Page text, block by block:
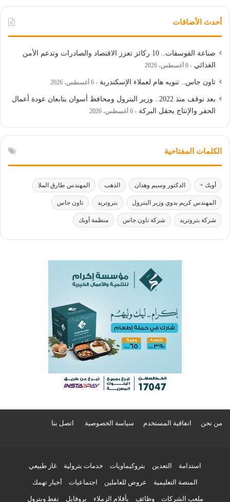
أحدث الأضافات
صناعة الفوسفات.. 10 ركائز تعزز الاقتصاد والصادرات وتدعم الأمن
الغذائي
6 أغسطس، 2026
تاون جاس.. تنويه هام لعملاء الإسكندرية 6 أغسطس، 2026
بعد توقف منذ 2022.. وزير البترول ومحافظ أسوان يتابعان عودة أعمال
الحفر والإنتاج بحقل البركة
6 أغسطس، 2026
الكلمات المفتاحية
أوبك + الدكتور وسيم وهدان الذهب المهندس طارق الملا
المهندس كريم بدوي وزير البترول بتروتريد تاون جاس
شركة بتروتريد شركة تاون جاس منظمة أوبك
من نحن اتفاقية المستخدم سياسة الخصوصية اتصل بنا
استدامة التعدين بتروكيماويات خدمات بترولية غاز طبيعي
المنصة التعليمية عروض للعاملين اجتماعيات أخبار تهمك
ملعب الشركات وظائف بأقلام الزملاء بروفايل نفط وبترول